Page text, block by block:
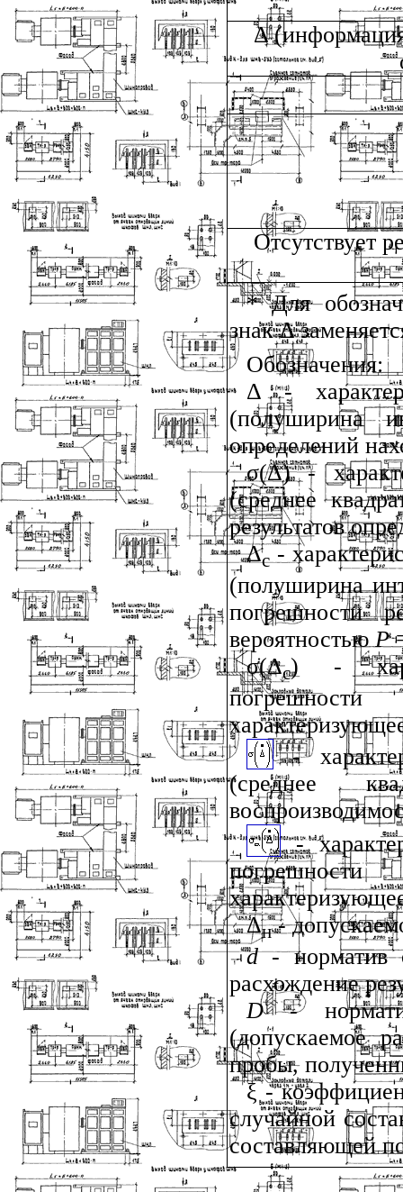
Δ
Отсутствует
* Для
знак Δ
Обозначения:
Δ -
(полуширина
определений
σ(Δ) -
(среднее
результатов
Δс-
(полуширина
погрешности
вероятностьюР
σ(Δс) -
-
(среднее
-
Δн-
d- норматив
расхождение
D- норматив
(допускаемое
пробы,
ξ -
случайной
составляющей